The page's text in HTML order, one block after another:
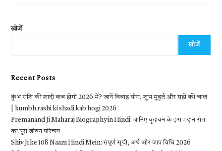
खोजें
खोजें
Recent Posts
कुंभ राशि की शादी कब होगी 2026 में? जानें विवाह योग, शुभ मुहूर्त और ग्रहों की चाल
| kumbh rashi ki shadi kab hogi 2026
Premanand Ji Maharaj Biography in Hindi: जानिए वृंदावन के इस महान संत
का पूरा जीवन परिचय
Shiv Ji ke 108 Naam Hindi Mein: संपूर्ण सूची, अर्थ और जाप विधि 2026